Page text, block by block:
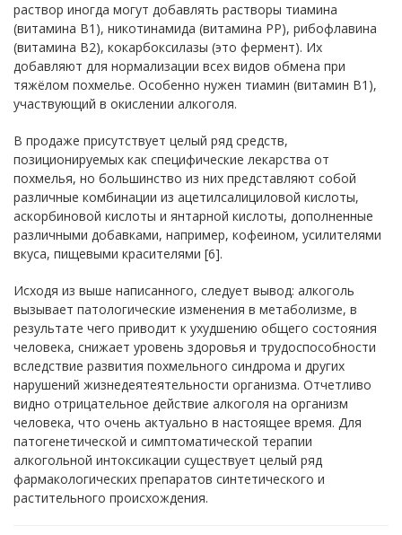
раствор иногда могут добавлять растворы тиамина
(витамина B1), никотинамида (витамина PP), рибофлавина
(витамина B2), кокарбоксилазы (это фермент). Их
добавляют для нормализации всех видов обмена при
тяжёлом похмелье. Особенно нужен тиамин (витамин В1),
участвующий в окислении алкоголя.
В продаже присутствует целый ряд средств,
позиционируемых как специфические лекарства от
похмелья, но большинство из них представляют собой
различные комбинации из ацетилсалициловой кислоты,
аскорбиновой кислоты и янтарной кислоты, дополненные
различными добавками, например, кофеином, усилителями
вкуса, пищевыми красителями [6].
Исходя из выше написанного, следует вывод: алкоголь
вызывает патологические изменения в метаболизме, в
результате чего приводит к ухудшению общего состояния
человека, снижает уровень здоровья и трудоспособности
вследствие развития похмельного синдрома и других
нарушений жизнедеятеятельности организма. Отчетливо
видно отрицательное действие алкоголя на организм
человека, что очень актуально в настоящее время. Для
патогенетической и симптоматической терапии
алкогольной интоксикации существует целый ряд
фармакологических препаратов синтетического и
растительного происхождения.